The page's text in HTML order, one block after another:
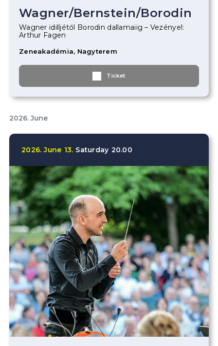
Wagner/Bernstein/Borodin
Wagner idilljétől Borodin dallamaiig – Vezényel:
Arthur Fagen
Zeneakadémia, Nagyterem
Ticket
2026. June
2026. June 13. Saturday 20.00